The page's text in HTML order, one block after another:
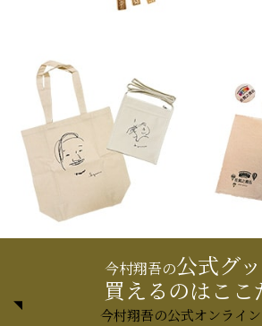
今村翔吾の公式グ
買えるのはここ
今村翔吾の公式オンライ